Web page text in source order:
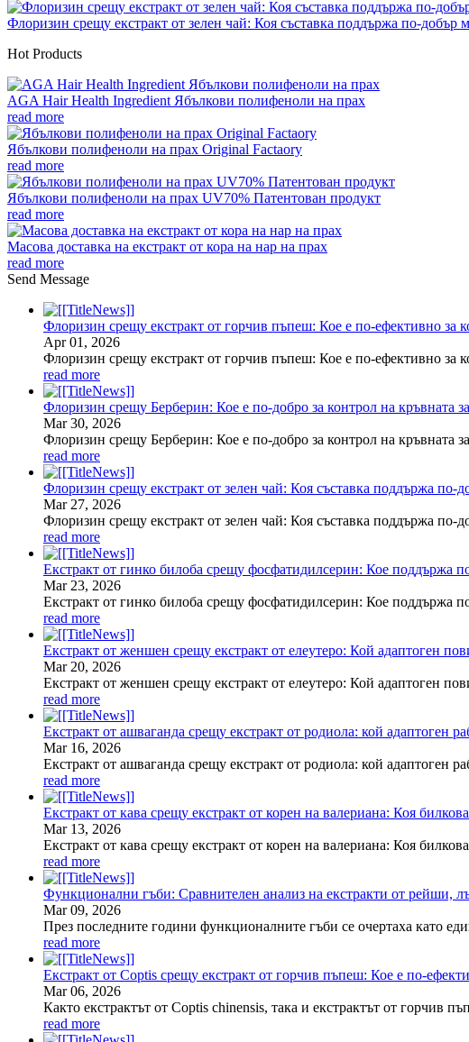
Флоризин срещу екстракт от зелен чай: Коя съставка поддържа по-добър
Hot Products
AGA Hair Health Ingredient Ябълкови полифеноли на прах
read more
Ябълкови полифеноли на прах Original Factaory
read more
Ябълкови полифеноли на прах UV70% Патентован продукт
read more
Масова доставка на екстракт от кора на нар на прах
read more
Send Message
Флоризин срещу екстракт от горчив пъпеш: Кое е по-ефективно за
Apr 01 , 2026
Флоризин срещу екстракт от горчив пъпеш: Кое е по-ефективно за
read more
Флоризин срещу Берберин: Кое е по-добро за контрол на кръвната
Mar 30, 2026
Флоризин срещу Берберин: Кое е по-добро за контрол на кръвната
read more
Флоризин срещу екстракт от зелен чай: Коя съставка поддържа по-
Mar 27, 2026
Флоризин срещу екстракт от зелен чай: Коя съставка поддържа по-
read more
Екстракт от гинко билоба срещу фосфатидилсерин: Кое поддържа
Mar 23, 2026
Екстракт от гинко билоба срещу фосфатидилсерин: Кое поддържа
read more
Екстракт от женшен срещу екстракт от елеутеро: Кой адаптоген
Mar 20, 2026
Екстракт от женшен срещу екстракт от елеутеро: Кой адаптоген
read more
Екстракт от ашваганда срещу екстракт от родиола: кой адаптоген
Mar 16, 2026
Екстракт от ашваганда срещу екстракт от родиола: кой адаптоген
read more
Екстракт от кава срещу екстракт от корен на валериана: Коя
Mar 13, 2026
Екстракт от кава срещу екстракт от корен на валериана: Коя
read more
Функционални гъби: Сравнителен анализ на екстракти от рейши,
Mar 09, 2026
През последните години функционалните гъби се очертаха като
read more
Екстракт от Coptis срещу екстракт от горчив пъпеш: Кое е по-
Mar 06, 2026
Както екстрактът от Coptis chinensis, така и екстрактът от
read more